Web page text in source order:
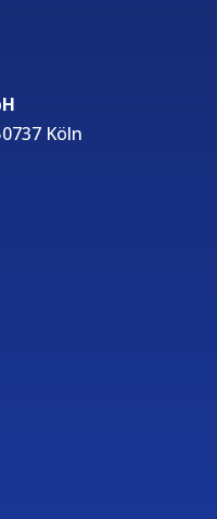
Köln